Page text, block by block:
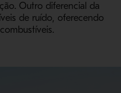
Outro diferencial da
de ruído, oferecendo